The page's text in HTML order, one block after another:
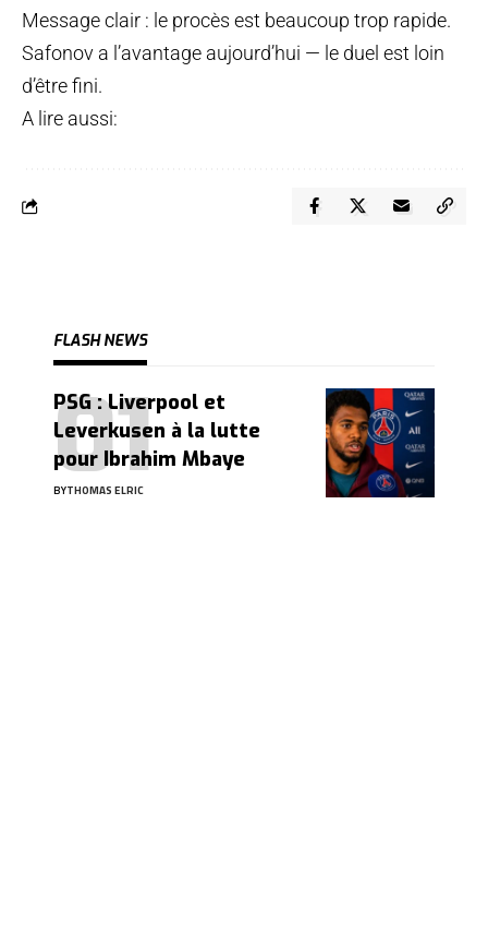
Message clair : le procès est beaucoup trop rapide.
Safonov a l’avantage aujourd’hui — le duel est loin
d’être fini.
A lire aussi:
FLASH NEWS
PSG : Liverpool et
Leverkusen à la lutte
pour Ibrahim Mbaye
BYTHOMAS ELRIC